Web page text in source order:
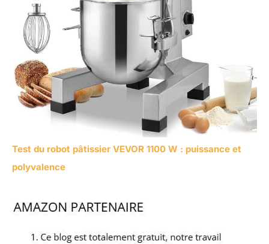
Test du robot pâtissier VEVOR 1100 W : puissance et
polyvalence